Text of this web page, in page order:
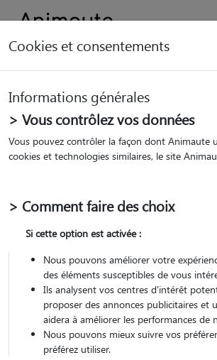
2 avis)
5/5
Cookies et consentements
Informations générales
> Vous contrôlez vos données
Vous pouvez contrôler la façon dont Animaute
cookies et technologies similaires, le site
> Comment faire des choix
Si cette option est activée :
Nous pouvons améliorer votre
des éléments susceptibles de vous
Ils analysent vos centres d'intérêt
proposer des annonces publicitaires et
aidera à améliorer les performances de
Nous pouvons mieux suivre vos
préférez utiliser.